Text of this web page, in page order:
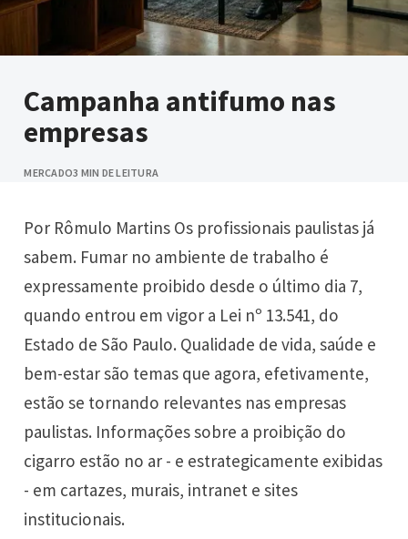
Campanha antifumo nas
empresas
MERCADO3 MIN DE LEITURA
Por Rômulo Martins Os profissionais paulistas já
sabem. Fumar no ambiente de trabalho é
expressamente proibido desde o último dia 7,
quando entrou em vigor a Lei nº 13.541, do
Estado de São Paulo. Qualidade de vida, saúde e
bem-estar são temas que agora, efetivamente,
estão se tornando relevantes nas empresas
paulistas. Informações sobre a proibição do
cigarro estão no ar - e estrategicamente exibidas
- em cartazes, murais, intranet e sites
institucionais.